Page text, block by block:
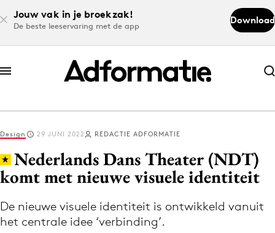
Jouw vak in je broekzak!
De beste leeservaring met de app
Download
Abonneer nu
Abonneer nu
Log in
Volg het laatste nieuws via de Adformatie
Nieuws app
Design 29 JUNI 2022 REDACTIE ADFORMATIE
Nederlands Dans Theater (NDT)
komt met nieuwe visuele identiteit
De nieuwe visuele identiteit is ontwikkeld vanuit
het centrale idee ‘verbinding’.